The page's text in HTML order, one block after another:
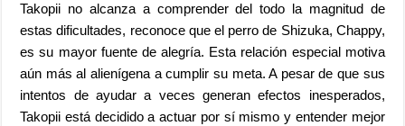
Takopii no alcanza a comprender del todo la magnitud de
estas dificultades, reconoce que el perro de Shizuka, Chappy,
es su mayor fuente de alegría. Esta relación especial motiva
aún más al alienígena a cumplir su meta. A pesar de que sus
intentos de ayudar a veces generan efectos inesperados,
Takopii está decidido a actuar por sí mismo y entender mejor